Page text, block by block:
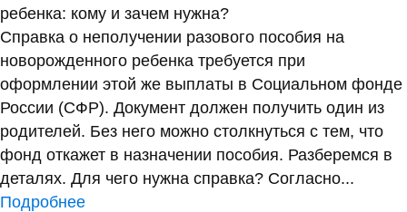
ребенка: кому и зачем нужна?
Справка о неполучении разового пособия на
новорожденного ребенка требуется при
оформлении этой же выплаты в Социальном фонде
России (СФР). Документ должен получить один из
родителей. Без него можно столкнуться с тем, что
фонд откажет в назначении пособия. Разберемся в
деталях. Для чего нужна справка? Согласно...
Подробнее